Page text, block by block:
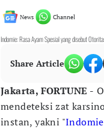
News Channel
Indomie: Rasa Ayam Spesial yang disebut
Share Article
Jakarta, FORTUNE -
mendeteksi zat
instan, yakni "Indomie